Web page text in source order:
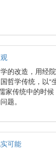
的改造，用经
学传统，以“
家传统中的时
题。
可能